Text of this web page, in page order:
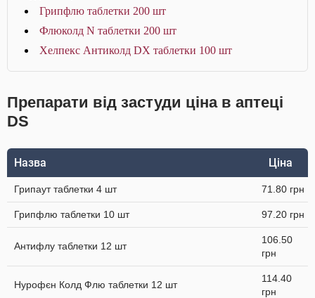
Грипфлю таблетки 200 шт
Флюколд N таблетки 200 шт
Хелпекс Антиколд DX таблетки 100 шт
Препарати від застуди ціна в аптеці
DS
Назва Ціна
Грипаут таблетки 4 шт 71.80 грн
Грипфлю таблетки 10 шт 97.20 грн
Антифлу таблетки 12 шт
106.50
грн
Нурофєн Колд Флю таблетки 12 шт
114.40
грн